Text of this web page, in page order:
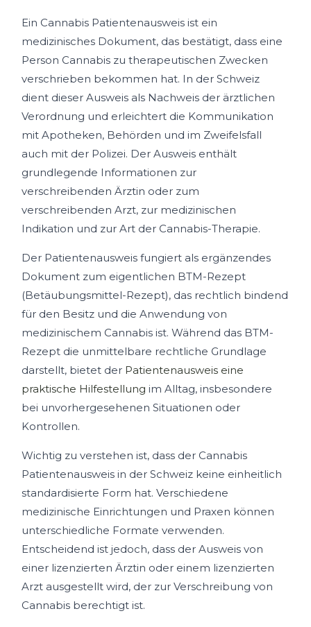
Ein Cannabis Patientenausweis ist ein
medizinisches Dokument, das bestätigt, dass eine
Person Cannabis zu therapeutischen Zwecken
verschrieben bekommen hat. In der Schweiz
dient dieser Ausweis als Nachweis der ärztlichen
Verordnung und erleichtert die Kommunikation
mit Apotheken, Behörden und im Zweifelsfall
auch mit der Polizei. Der Ausweis enthält
grundlegende Informationen zur
verschreibenden Ärztin oder zum
verschreibenden Arzt, zur medizinischen
Indikation und zur Art der Cannabis-Therapie.
Der Patientenausweis fungiert als ergänzendes
Dokument zum eigentlichen BTM-Rezept
(Betäubungsmittel-Rezept), das rechtlich bindend
für den Besitz und die Anwendung von
medizinischem Cannabis ist. Während das BTM-
Rezept die unmittelbare rechtliche Grundlage
darstellt, bietet der Patientenausweis eine
praktische Hilfestellung im Alltag, insbesondere
bei unvorhergesehenen Situationen oder
Kontrollen.
Wichtig zu verstehen ist, dass der Cannabis
Patientenausweis in der Schweiz keine einheitlich
standardisierte Form hat. Verschiedene
medizinische Einrichtungen und Praxen können
unterschiedliche Formate verwenden.
Entscheidend ist jedoch, dass der Ausweis von
einer lizenzierten Ärztin oder einem lizenzierten
Arzt ausgestellt wird, der zur Verschreibung von
Cannabis berechtigt ist.